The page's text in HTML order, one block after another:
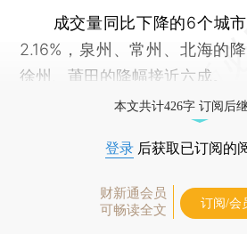
成交量同比下降的6个城市
2.16%，泉州、常州、北海的
徐州、莆田的降幅接近六成。
本文共计426字 订阅后
登录 后获取已订阅的
财新通会员
可畅读全文
订阅/会